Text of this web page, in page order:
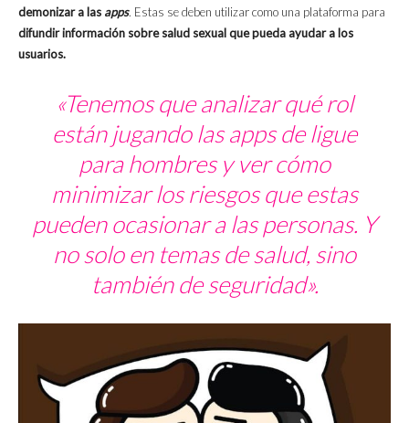
demonizar a las apps. Estas se deben utilizar como una plataforma para
difundir información sobre salud sexual que pueda ayudar a los
usuarios.
«Tenemos que analizar qué rol
están jugando lasappsde ligue
para hombres y ver cómo
minimizar los riesgos que estas
pueden ocasionar a las personas. Y
no solo en temas de salud, sino
también de seguridad».